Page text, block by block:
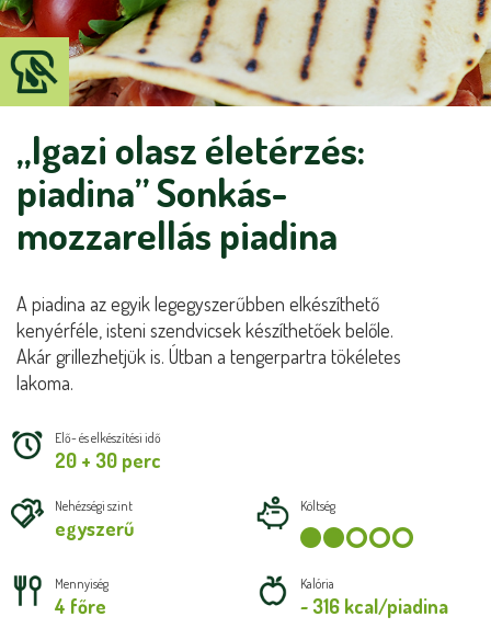
„Igazi olasz életérzés:
piadina” Sonkás-
mozzarellás piadina
A piadina az egyik legegyszerűbben elkészíthető
kenyérféle, isteni szendvicsek készíthetőek belőle.
Akár grillezhetjük is. Útban a tengerpartra tökéletes
lakoma.
Elő- és elkészítési idő
20 + 30 perc
Nehézségi szint
egyszerű
Költség
Mennyiség
4 főre
Kalória
~ 316 kcal/piadina